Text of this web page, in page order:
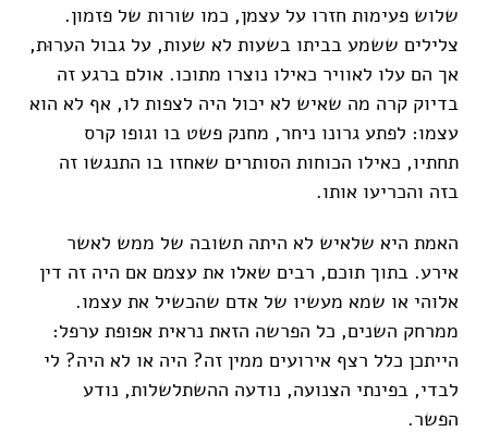
שלוש פעימות חזרו על עצמן, כמו שורות של פזמון.
צלילים ששמע בביתו בשעות לא שעות, על גבול הערוּת,
אך הם עלו לאוויר כאילו נוצרו מתוכו. אולם ברגע זה
בדיוק קרה מה שאיש לא יכול היה לצפות לו, אף לא הוא
עצמו: לפתע גרונו ניחר, מחנק פשט בו וגופו קרס
תחתיו, כאילו הכוחות הסותרים שאחזו בו התנגשו זה
בזה והכריעו אותו.
האמת היא שלאיש לא היתה תשובה של ממש לאשר
אירע. בתוך תוכם, רבים שאלו את עצמם אם היה זה דין
אלוהי או שמא מעשיו של אדם שהכשיל את עצמו.
ממרחק השנים, כל הפרשה הזאת נראית אפופת ערפל:
הייתכן כלל רצף אירועים ממין זה? היה או לא היה? לי
לבדי, בפינתי הצנועה, נודעה ההשתלשלות, נודע
הפשר.